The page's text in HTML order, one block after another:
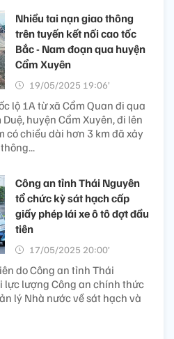
Nhiều tai nạn giao thông
trên tuyến kết nối cao tốc
Bắc - Nam đoạn qua huyện
Cẩm Xuyên
19/05/2025 19:06’
lộ 1A từ xã Cẩm Quan đi qua
huyện Cẩm Xuyên, đi lên
có chiều dài hơn 3 km đã xảy
Công an tỉnh Thái Nguyên
tổ chức kỳ sát hạch cấp
giấy phép lái xe ô tô đợt đầu
tiên
17/05/2025 20:00’
do Công an tỉnh Thái
lực lượng Công an chính thức
lý Nhà nước về sát hạch và